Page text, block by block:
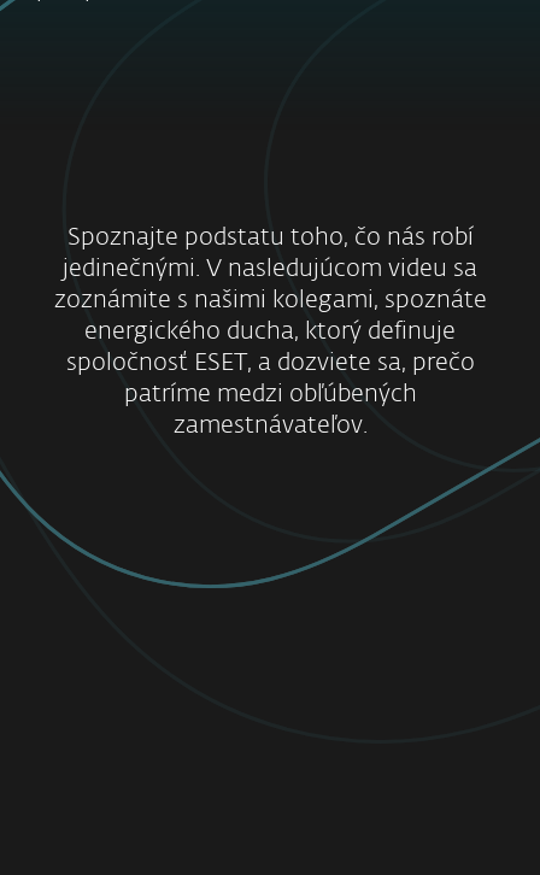
Spoznajte podstatu toho, čo nás robí
jedinečnými. V nasledujúcom videu sa
zoznámite s našimi kolegami, spoznáte
energického ducha, ktorý definuje
spoločnosť ESET, a dozviete sa, prečo
patríme medzi obľúbených
zamestnávateľov.